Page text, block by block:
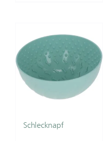
Schlecknapf